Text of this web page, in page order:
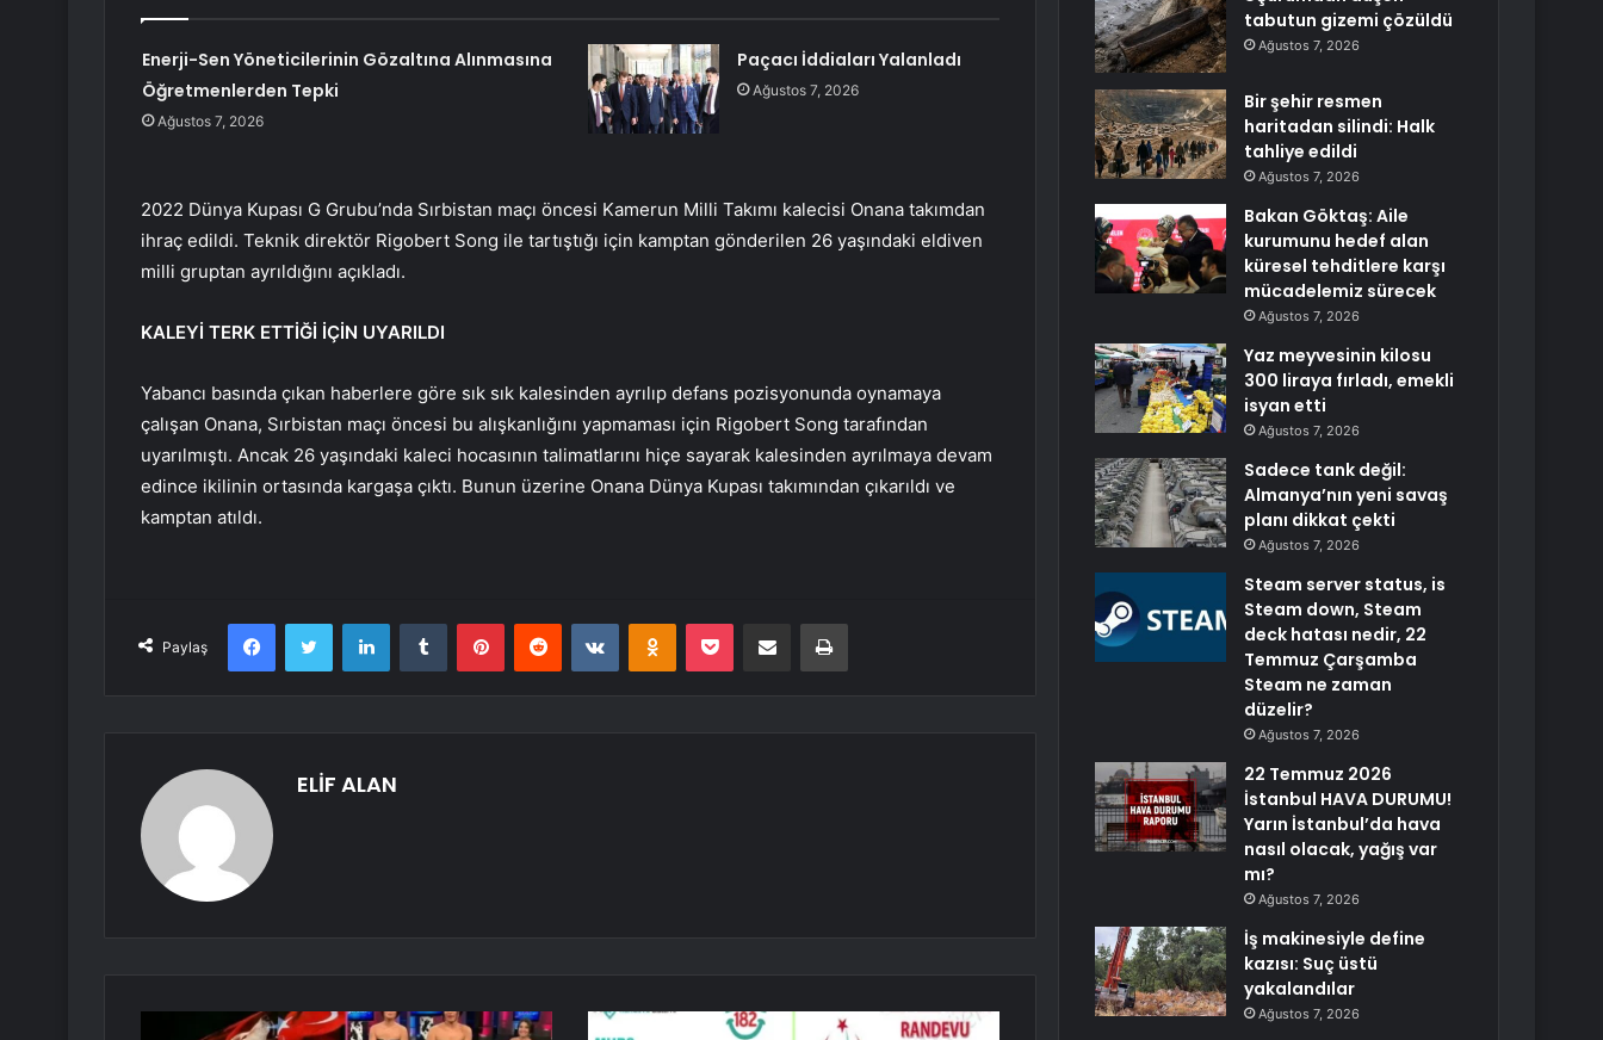
Enerji-Sen Yöneticilerinin Gözaltına Alınmasına
Öğretmenlerden Tepki
Ağustos 7, 2026
Paçacı İddiaları Yalanladı
Ağustos 7, 2026
2022 Dünya Kupası G Grubu’nda Sırbistan maçı öncesi Kamerun Milli Takımı kalecisi Onana takımdan
ihraç edildi. Teknik direktör Rigobert Song ile tartıştığı için kamptan gönderilen 26 yaşındaki eldiven
milli gruptan ayrıldığını açıkladı.
KALEYİ TERK ETTİĞİ İÇİN UYARILDI
Yabancı basında çıkan haberlere göre sık sık kalesinden ayrılıp defans pozisyonunda oynamaya
çalışan Onana, Sırbistan maçı öncesi bu alışkanlığını yapmaması için Rigobert Song tarafından
uyarılmıştı. Ancak 26 yaşındaki kaleci hocasının talimatlarını hiçe sayarak kalesinden ayrılmaya devam
edince ikilinin ortasında kargaşa çıktı. Bunun üzerine Onana Dünya Kupası takımından çıkarıldı ve
kamptan atıldı.
Paylaş
FacebookTwitter LinkedInTumblr PinterestReddit VKontakteOdnoklassniki
Pocket E-Posta ile paylaş Yazdır
ELİF ALAN
tabutun gizemi çözüldü
Ağustos 7, 2026
Bir şehir resmen
haritadan silindi: Halk
tahliye edildi
Ağustos 7, 2026
Bakan Göktaş: Aile
kurumunu hedef alan
küresel tehditlere karşı
mücadelemiz sürecek
Ağustos 7, 2026
Yaz meyvesinin kilosu
300 liraya fırladı, emekli
isyan etti
Ağustos 7, 2026
Sadece tank değil:
Almanya’nın yeni savaş
planı dikkat çekti
Ağustos 7, 2026
Steam server status, is
Steam down, Steam
deck hatası nedir, 22
Temmuz Çarşamba
Steam ne zaman
düzelir?
Ağustos 7, 2026
22 Temmuz 2026
İstanbul HAVA DURUMU!
Yarın İstanbul’da hava
nasıl olacak, yağış var
mı?
Ağustos 7, 2026
İş makinesiyle define
kazısı: Suç üstü
yakalandılar
Ağustos 7, 2026